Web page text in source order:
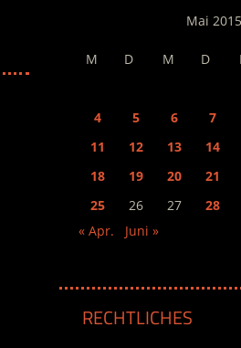
Mai 2015
M D M D
4
5 6 7
11
12 13 14
18
19 20 21
25
26 27 28
« Apr.
Juni »
RECHTLICHES